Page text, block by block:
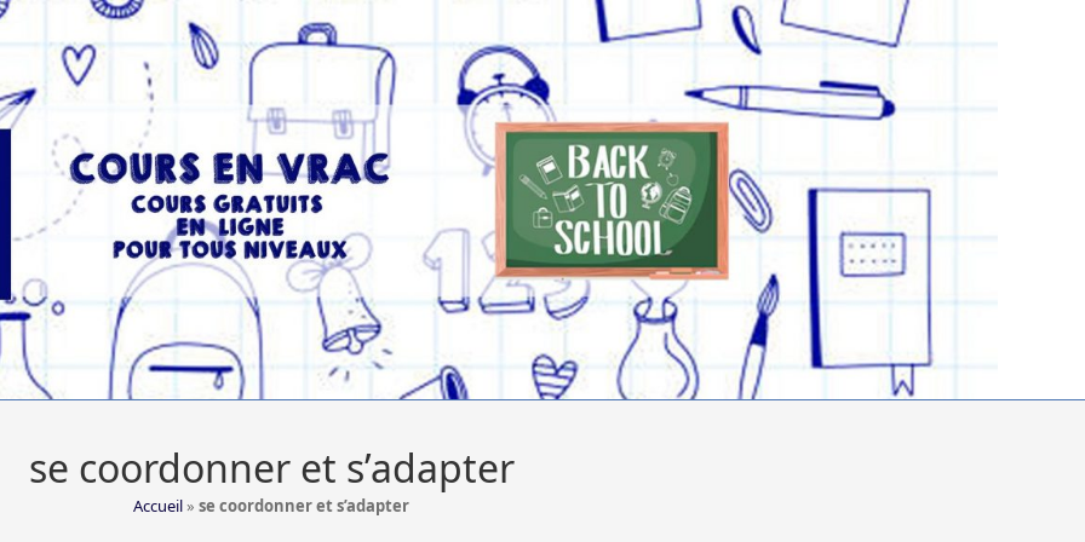
se coordonner et s’adapter
Accueil» se coordonner et s’adapter